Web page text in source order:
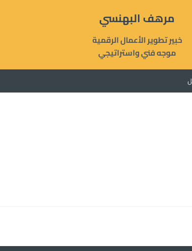
مرهف البهنسي
خبير تطوير الأعمال الرقمية
موجه فني واستراتيجي